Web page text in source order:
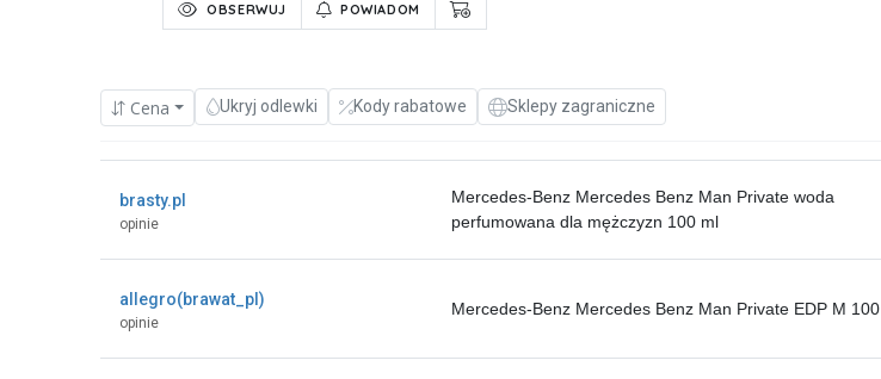
OBSERWUJ POWIADOM
Cena Ukryj odlewki Kody rabatowe Sklepy zagraniczne
brasty.pl
opinie
Mercedes-Benz Mercedes Benz Man Private woda
perfumowana dla mężczyzn 100 ml
allegro(brawat_pl)
opinie
Mercedes-Benz Mercedes Benz Man Private EDP M 100